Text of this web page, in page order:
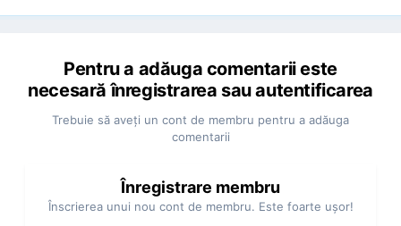
Pentru a adăuga comentarii este
necesară înregistrarea sau autentificarea
Trebuie să aveţi un cont de membru pentru a adăuga
comentarii
Înregistrare membru
Înscrierea unui nou cont de membru. Este foarte uşor!